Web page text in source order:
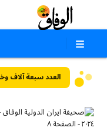
العدد سبعة آلاف